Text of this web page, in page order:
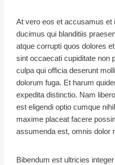
At vero eos et accusamus et
ducimus qui blanditiis
atque corrupti quos dolores
sint occaecati cupiditate non
culpa qui officia deserunt
dolorum fuga. Et harum
expedita distinctio. Nam
est eligendi optio cumque
maxime placeat facere
assumenda est, omnis dolor
Bibendum est ultricies